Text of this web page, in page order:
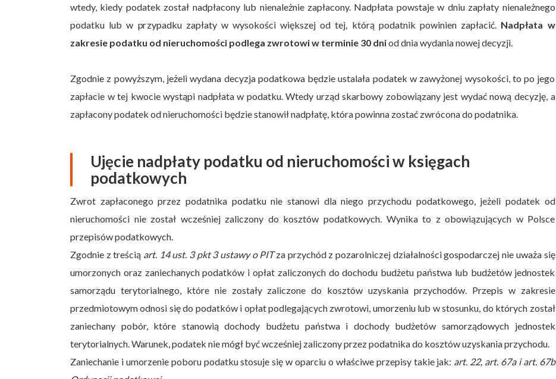
wtedy, kiedy podatek został nadpłacony lub nienależnie zapłacony. Nadpłata powstaje w dniu zapłaty nienależnego
podatku lub w przypadku zapłaty w wysokości większej od tej, którą podatnik powinien zapłacić. Nadpłata w
zakresie podatku od nieruchomości podlega zwrotowi w terminie 30 dniod dnia wydania nowej decyzji.
Zgodnie z powyższym, jeżeli wydana decyzja podatkowa będzie ustalała podatek w zawyżonej wysokości, to po jego
zapłacie w tej kwocie wystąpi nadpłata w podatku. Wtedy urząd skarbowy zobowiązany jest wydać nową decyzję, a
zapłacony podatek od nieruchomości będzie stanowił nadpłatę, która powinna zostać zwrócona do podatnika.
Ujęcie nadpłaty podatku od nieruchomości w księgach
podatkowych
Zwrot zapłaconego przez podatnika podatku nie stanowi dla niego przychodu podatkowego, jeżeli podatek od
nieruchomości nie został wcześniej zaliczony do kosztów podatkowych. Wynika to z obowiązujących w Polsce
przepisów podatkowych.
Zgodnie z treścią art. 14 ust. 3 pkt 3 ustawy o PITza przychód z pozarolniczej działalności gospodarczej nie uważa się
umorzonych oraz zaniechanych podatków i opłat zaliczonych do dochodu budżetu państwa lub budżetów jednostek
samorządu terytorialnego, które nie zostały zaliczone do kosztów uzyskania przychodów. Przepis w zakresie
przedmiotowym odnosi się do podatków i opłat podlegających zwrotowi, umorzeniu lub w stosunku, do których został
zaniechany pobór, które stanowią dochody budżetu państwa i dochody budżetów samorządowych jednostek
terytorialnych. Warunek, podatek nie mógł być wcześniej zaliczony przez podatnika do kosztów uzyskania przychodu.
Zaniechanie i umorzenie poboru podatku stosuje się w oparciu o właściwe przepisy takie jak: art. 22, art. 67a i art. 67b